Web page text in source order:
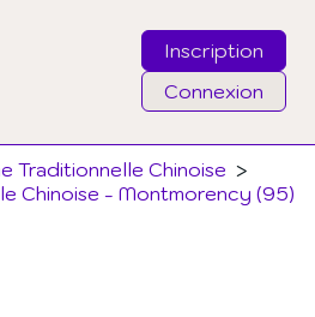
Inscription
Connexion
Traditionnelle Chinoise >
Chinoise - Montmorency (95)